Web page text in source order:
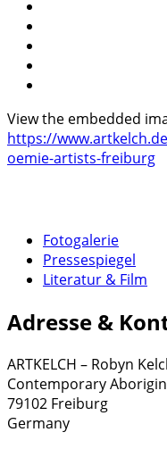
View the embedded
https://
oemie-artists-freiburg
Fotogalerie
Pressespiegel
Literatur & Film
Adresse &
ARTKELCH – Robyn
Contemporary
79102 Freiburg
Germany